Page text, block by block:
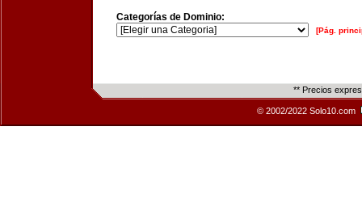
Categorías de Dominio:
[Pág.
** Precios
© 2002/2022 Solo10.com